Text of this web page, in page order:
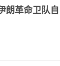
朗革命卫队自